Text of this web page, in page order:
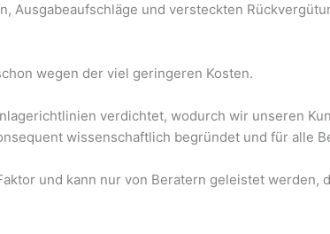
und versteckten
wegen der viel geringeren Kosten.
verdichtet, wodurch wir unseren
wissenschaftlich begründet und für alle
und kann nur von Beratern geleistet werden,